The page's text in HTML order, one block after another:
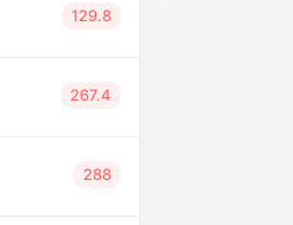
129.8
267.4
288